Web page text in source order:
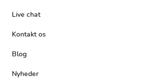
Live chat
Kontakt os
Blog
Nyheder